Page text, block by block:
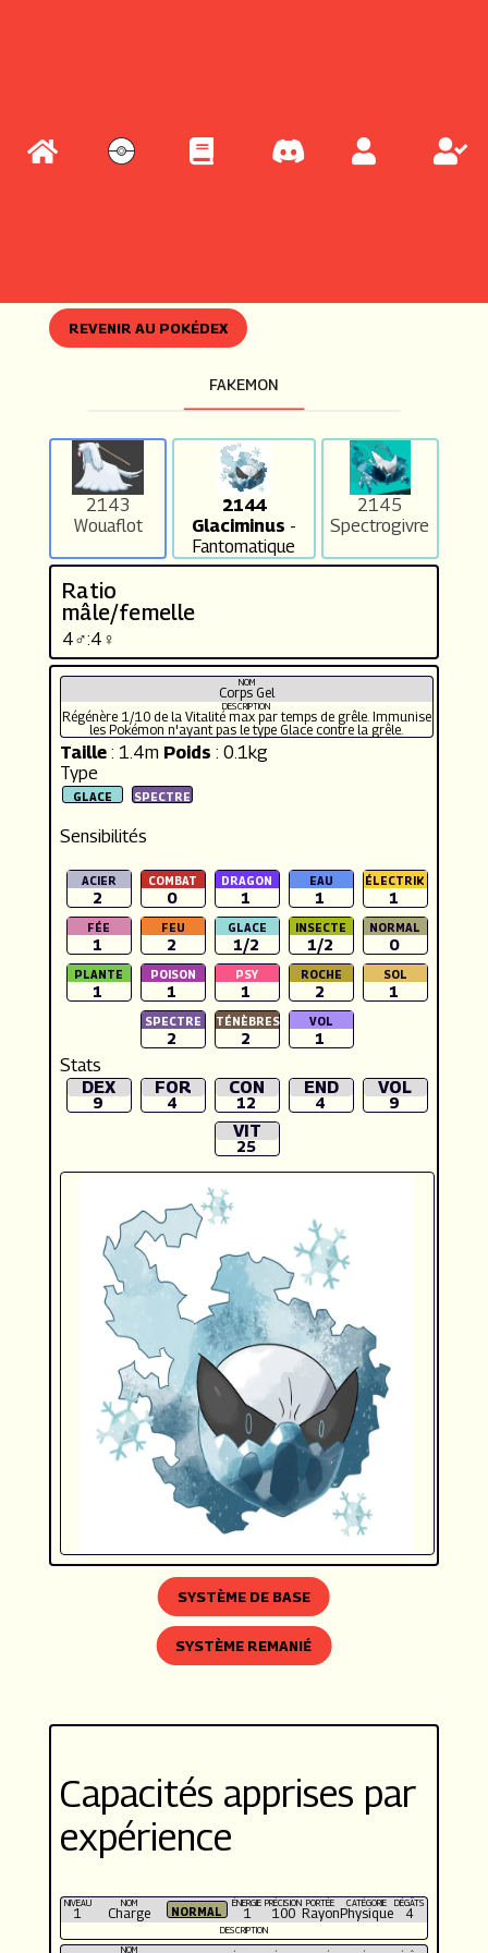
REVENIR AU POKÉDEX
FAKEMON
2143
Wouaflot
2144
Glaciminus -
Fantomatique
2145
Spectrogivre
Ratio
mâle/femelle
4♂:4♀
NOM
Corps Gel
DESCRIPTION
Régénère 1/10 de la Vitalité max par temps de grêle. Immunise
les Pokémon n'ayant pas le type Glace contre la grêle.
Taille: 1.4m Poids : 0.1kg
Type
Sensibilités
2 0 1 1 1
1 2 1/2 1/2 0
1 1 1 2 1
2 2 1
Stats
DEX
9
FOR
4
CON
12
END
4
VOL
9
VIT
25
SYSTÈME DE BASE
SYSTÈME REMANIÉ
Capacités apprises par
expérience
NIVEAU
1
NOM
Charge
ÉNERGIE
1
PRÉCISION
100
PORTÉE
Rayon
CATÉGORIE
Physique
DÉGÂTS
4
DESCRIPTION
NOM